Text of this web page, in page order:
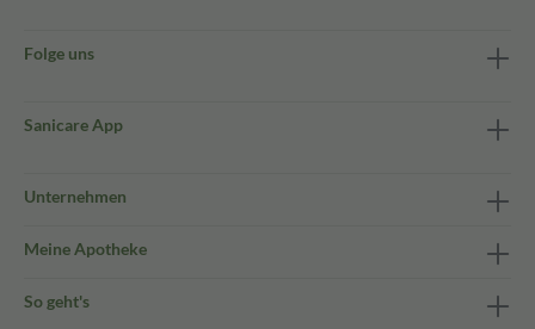
Folge uns
Sanicare App
Unternehmen
Meine Apotheke
So geht's